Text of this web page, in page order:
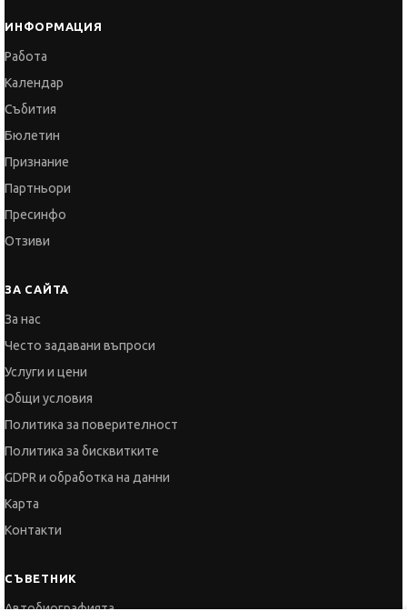
ИНФОРМАЦИЯ
Работа
Календар
Събития
Бюлетин
Признание
Партньори
Пресинфо
Отзиви
ЗА САЙТА
За нас
Често задавани въпроси
Услуги и цени
Общи условия
Политика за поверителност
Политика за бисквитките
GDPR и обработка на данни
Карта
Контакти
СЪВЕТНИК